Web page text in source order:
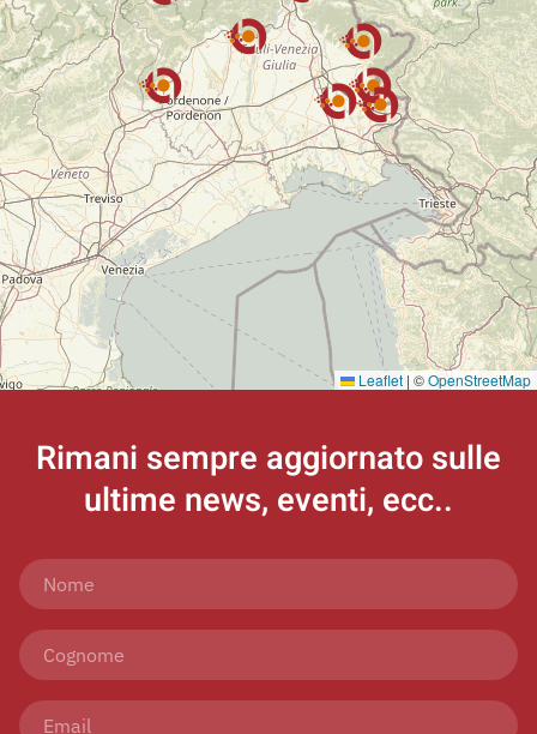
Leaflet | ©OpenStreetMap
Rimani sempre aggiornato sulle
ultime news, eventi, ecc..